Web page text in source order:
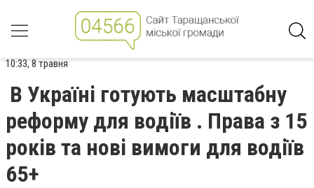
10:33, 8 травня
В Україні готують масштабну
реформу для водіїв . Права з 15
років та нові вимоги для водіїв
65+